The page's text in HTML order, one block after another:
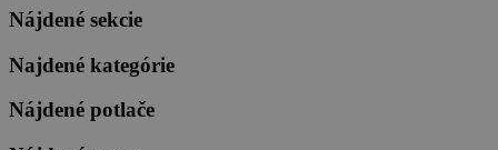
Nájdené sekcie
Najdené kategórie
Nájdené potlače